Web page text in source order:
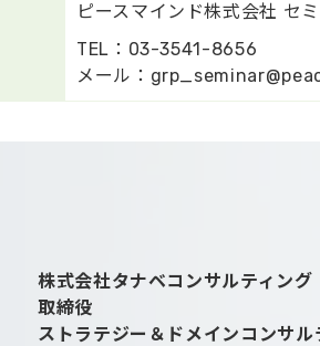
ピースマインド株式会社 セ
TEL：03-3541-8656
メール：
株式会社タナベコンサルティング
取締役
ストラテジー＆ドメインコンサル